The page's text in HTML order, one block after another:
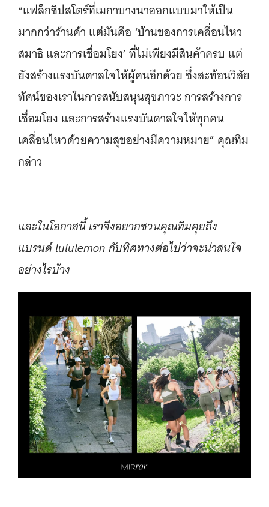
“แฟล็กชิปสโตร์ที่เมกาบางนาออกแบบมาให้เป็น
มากกว่าร้านค้า แต่มันคือ ‘บ้านของการเคลื่อนไหว
สมาธิ และการเชื่อมโยง’ ที่ไม่เพียงมีสินค้าครบ แต่
ยังสร้างแรงบันดาลใจให้ผู้คนอีกด้วย ซึ่งสะท้อนวิสัย
ทัศน์ของเราในการสนับสนุนสุขภาวะ การสร้างการ
เชื่อมโยง และการสร้างแรงบันดาลใจให้ทุกคน
เคลื่อนไหวด้วยความสุขอย่างมีความหมาย” คุณทิม
กล่าว
และในโอกาสนี้ เราจึงอยากชวนคุณทิมคุยถึง
แบรนด์ lululemon กับทิศทางต่อไปว่าจะน่าสนใจ
อย่างไรบ้าง